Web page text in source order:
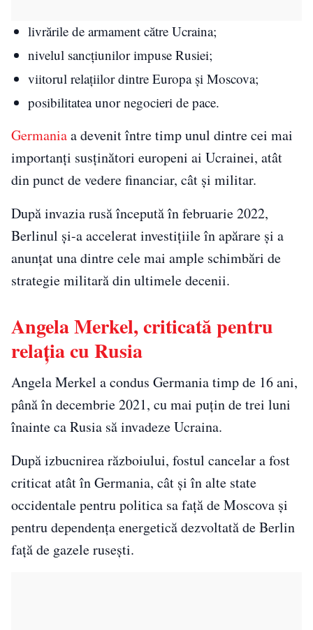
livrările de armament către Ucraina;
nivelul sancțiunilor impuse Rusiei;
viitorul relațiilor dintre Europa și Moscova;
posibilitatea unor negocieri de pace.
Germaniaa devenit între timp unul dintre cei mai
importanți susținători europeni ai Ucrainei, atât
din punct de vedere financiar, cât și militar.
După invazia rusă începută în februarie 2022,
Berlinul și-a accelerat investițiile în apărare și a
anunțat una dintre cele mai ample schimbări de
strategie militară din ultimele decenii.
Angela Merkel, criticată pentru
relația cu Rusia
Angela Merkel a condus Germania timp de 16 ani,
până în decembrie 2021, cu mai puțin de trei luni
înainte ca Rusia să invadeze Ucraina.
După izbucnirea războiului, fostul cancelar a fost
criticat atât în Germania, cât și în alte state
occidentale pentru politica sa față de Moscova și
pentru dependența energetică dezvoltată de Berlin
față de gazele rusești.